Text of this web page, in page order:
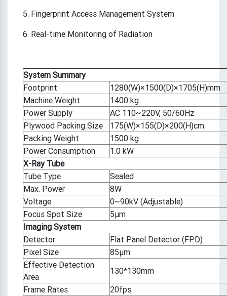
5. Fingerprint Access Management System
6. Real-time Monitoring of Radiation
System Summary
Footprint
1280(W)×1500(D)×1705(H)mm
Machine Weight
1400 kg
Power Supply
AC 110~220V, 50/60Hz
Plywood Packing Size
175(W)×155(D)×200(H)cm
Packing Weight
1500 kg
Power Consumption
1.0 kW
X-Ray Tube
Tube Type
Sealed
Max. Power
8W
Voltage
0~90kV (Adjustable)
Focus Spot Size
5μm
Imaging System
Detector
Flat Panel Detector (FPD)
Pixel Size
85μm
Effective Detection
Area
130*130mm
Frame Rates
20fps